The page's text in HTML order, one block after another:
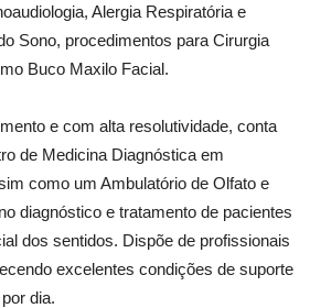
Alergia Respiratória e
Sono, procedimentos para Cirurgia
Buco Maxilo Facial.
e com alta resolutividade, conta
de Medicina Diagnóstica em
como um Ambulatório de Olfato e
diagnóstico e tratamento de pacientes
dos sentidos. Dispõe de profissionais
excelentes condições de suporte
dia.